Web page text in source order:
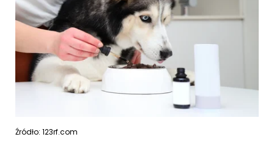
Źródło: 123rf.com